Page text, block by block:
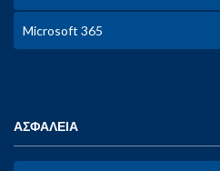
Microsoft 365
ΑΣΦΑΛΕΙΑ